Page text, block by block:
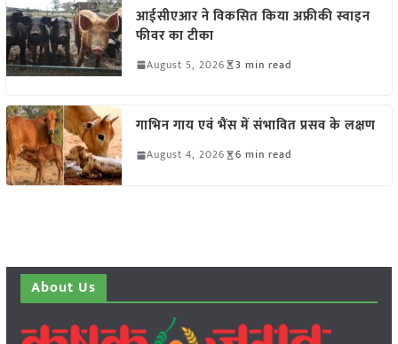
आईसीएआर ने विकसित किया अफ्रीकी स्वाइन
फीवर का टीका
August 5, 2026 3 min read
गाभिन गाय एवं भैंस में संभावित प्रसव के लक्षण
August 4, 2026 6 min read
About Us